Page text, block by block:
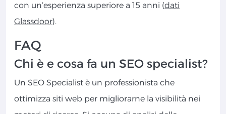
con un’esperienza superiore a 15 anni (dati
Glassdoor).
FAQ
Chi è e cosa fa un SEO specialist?
Un SEO Specialist è un professionista che
ottimizza siti web per migliorarne la visibilità nei